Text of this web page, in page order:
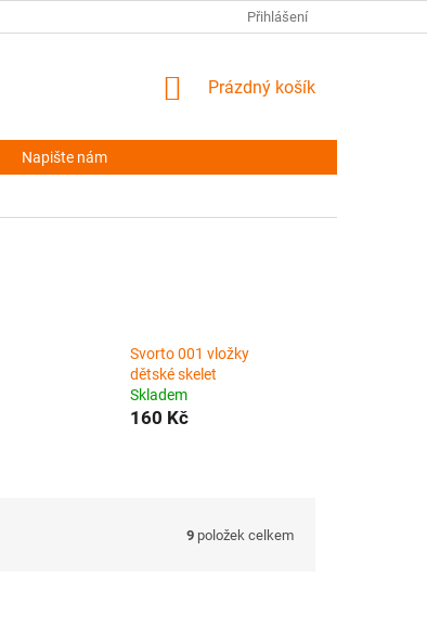
Přihlášení
NÁKUPNÍ
Prázdný košík
Napište nám
Svorto 001 vložky
dětské skelet
Skladem
160 Kč
9 položek celkem